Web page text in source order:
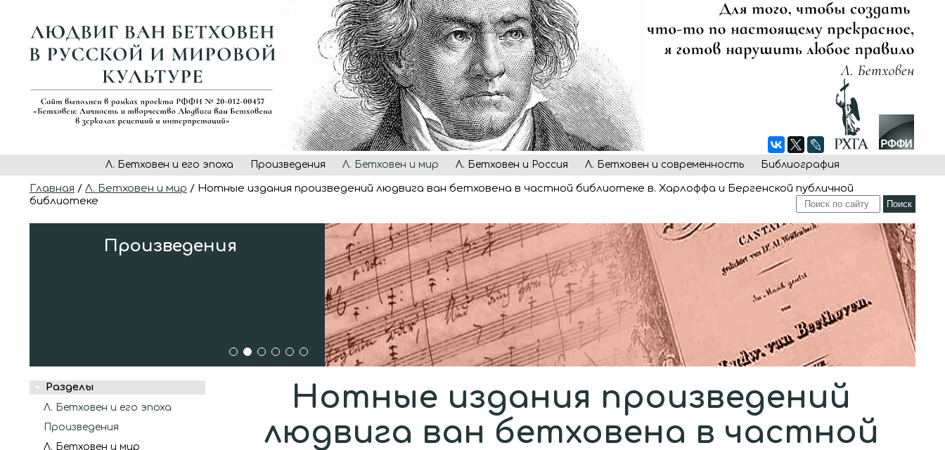
Л. Бетховен и его эпоха Произведения Л. Бетховен и мир Л. Бетховен и Россия Л. Бетховен и современность Библиография
Главная / Л. Бетховен и мир / Нотные издания произведений людвига ван бетховена в частной библиотеке в. Харлоффа и Бергенской публичной
библиотеке
Произведения
Разделы
Л. Бетховен и его эпоха
Произведения
Л. Бетховен и мир
Нотные издания произведений
людвига ван бетховена в частной